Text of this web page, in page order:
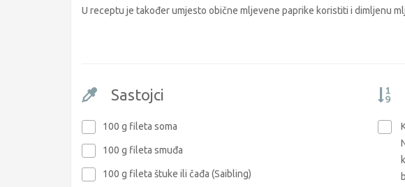
U receptu je također umjesto obične mljevene paprike koristiti i dimljenu
Sastojci
100 g fileta soma
100 g fileta smuđa
100 g fileta štuke ili čađa (Saibling)